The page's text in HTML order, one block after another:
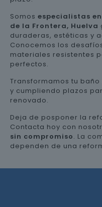
Somos especialistas
de la Frontera, Huelva
duraderas, estéticas y
Conocemos los
materiales resistentes
perfectos.
Transformamos tu
y cumpliendo plazos
renovado.
Deja de posponer la
Contacta hoy con
sin compromiso. La
dependen de una